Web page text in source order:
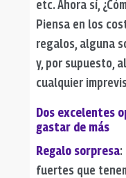
etc. Ahora sí,
Piensa en los
regalos, alguna
y, por supuesto,
cualquier
Dos excelentes
gastar de más
Regalo sorpresa:
fuertes que